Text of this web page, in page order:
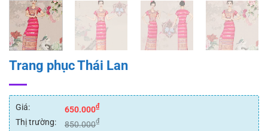
Trang phục Thái Lan
Giá: 650.000₫
Thị trường: 850.000₫